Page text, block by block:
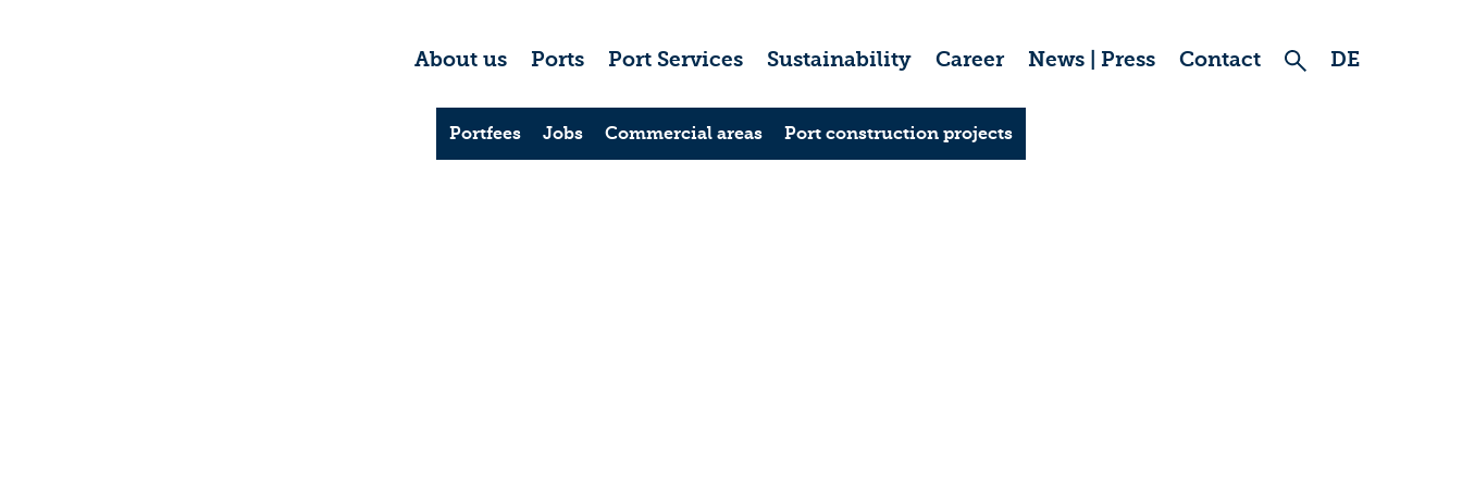
About us Ports Port Services Sustainability Career News | Press Contact DE
Portfees Jobs Commercial areas Port construction projects